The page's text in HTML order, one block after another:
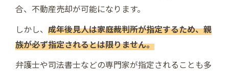
合、不動産売却が可能になります。
しかし、 成年後見人は家庭裁判所が指定するため、親
族が必ず指定されるとは限りません。
弁護士や司法書士などの専門家が指定されることも多